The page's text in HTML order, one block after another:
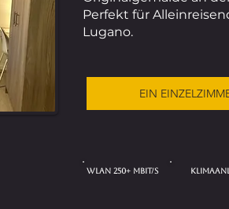
Perfekt für
Lugano.
EIN
WLAN 250+ Mbit/s